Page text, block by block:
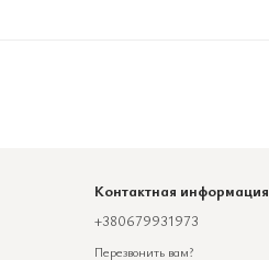
Контактная информация
+380679931973
Перезвонить вам?